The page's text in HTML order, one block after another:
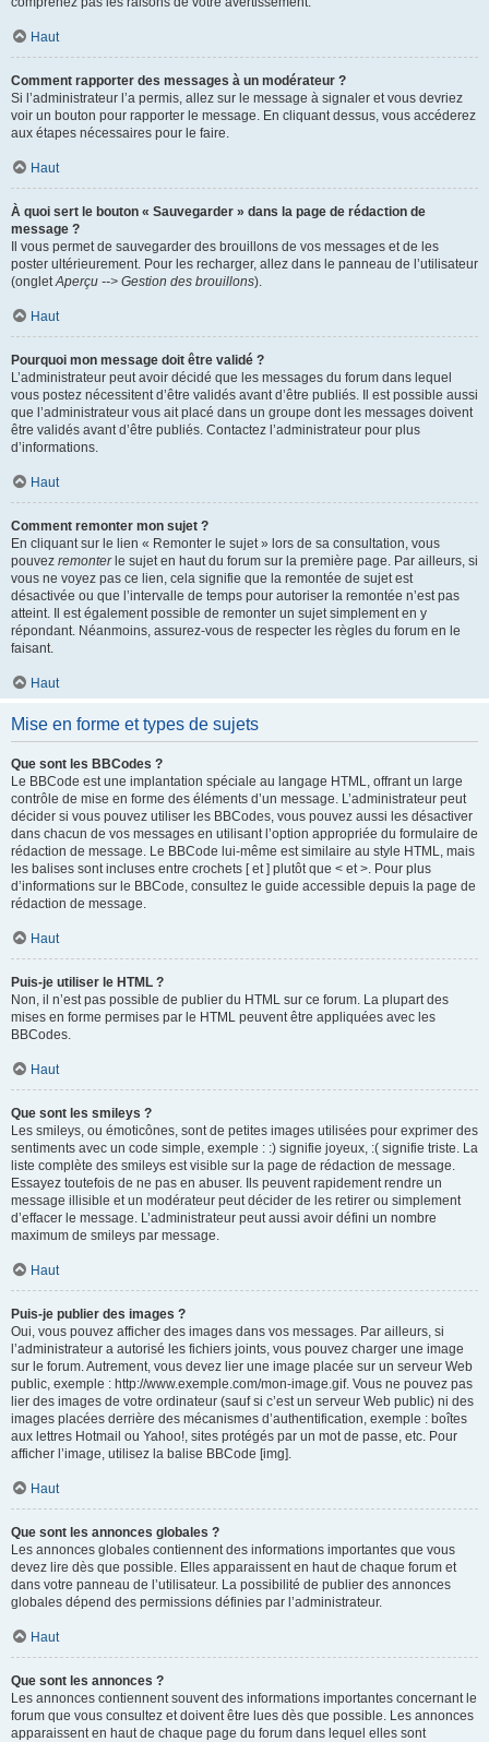
Haut
Comment rapporter des messages à un modérateur ?
Si l’administrateur l’a permis, allez sur le message à signaler et vous devriez
voir un bouton pour rapporter le message. En cliquant dessus, vous accéderez
aux étapes nécessaires pour le faire.
Haut
À quoi sert le bouton « Sauvegarder » dans la page de rédaction de
message ?
Il vous permet de sauvegarder des brouillons de vos messages et de les
poster ultérieurement. Pour les recharger, allez dans le panneau de l’utilisateur
(ongletAperçu --> Gestion des brouillons).
Haut
Pourquoi mon message doit être validé ?
L’administrateur peut avoir décidé que les messages du forum dans lequel
vous postez nécessitent d’être validés avant d’être publiés. Il est possible aussi
que l’administrateur vous ait placé dans un groupe dont les messages doivent
être validés avant d’être publiés. Contactez l’administrateur pour plus
d’informations.
Haut
Comment remonter mon sujet ?
En cliquant sur le lien « Remonter le sujet » lors de sa consultation, vous
pouvez remonterle sujet en haut du forum sur la première page. Par ailleurs, si
vous ne voyez pas ce lien, cela signifie que la remontée de sujet est
désactivée ou que l’intervalle de temps pour autoriser la remontée n’est pas
atteint. Il est également possible de remonter un sujet simplement en y
répondant. Néanmoins, assurez-vous de respecter les règles du forum en le
faisant.
Haut
Mise en forme et types de sujets
Que sont les BBCodes ?
Le BBCode est une implantation spéciale au langage HTML, offrant un large
contrôle de mise en forme des éléments d’un message. L’administrateur peut
décider si vous pouvez utiliser les BBCodes, vous pouvez aussi les désactiver
dans chacun de vos messages en utilisant l’option appropriée du formulaire de
rédaction de message. Le BBCode lui-même est similaire au style HTML, mais
les balises sont incluses entre crochets [ et ] plutôt que < et >. Pour plus
d’informations sur le BBCode, consultez le guide accessible depuis la page de
rédaction de message.
Haut
Puis-je utiliser le HTML ?
Non, il n’est pas possible de publier du HTML sur ce forum. La plupart des
mises en forme permises par le HTML peuvent être appliquées avec les
BBCodes.
Haut
Que sont les smileys ?
Les smileys, ou émoticônes, sont de petites images utilisées pour exprimer des
sentiments avec un code simple, exemple : :) signifie joyeux, :( signifie triste. La
liste complète des smileys est visible sur la page de rédaction de message.
Essayez toutefois de ne pas en abuser. Ils peuvent rapidement rendre un
message illisible et un modérateur peut décider de les retirer ou simplement
d’effacer le message. L’administrateur peut aussi avoir défini un nombre
maximum de smileys par message.
Haut
Puis-je publier des images ?
Oui, vous pouvez afficher des images dans vos messages. Par ailleurs, si
l’administrateur a autorisé les fichiers joints, vous pouvez charger une image
sur le forum. Autrement, vous devez lier une image placée sur un serveur Web
public, exemple : http://www.exemple.com/mon-image.gif. Vous ne pouvez pas
lier des images de votre ordinateur (sauf si c’est un serveur Web public) ni des
images placées derrière des mécanismes d’authentification, exemple : boîtes
aux lettres Hotmail ou Yahoo!, sites protégés par un mot de passe, etc. Pour
afficher l’image, utilisez la balise BBCode [img].
Haut
Que sont les annonces globales ?
Les annonces globales contiennent des informations importantes que vous
devez lire dès que possible. Elles apparaissent en haut de chaque forum et
dans votre panneau de l’utilisateur. La possibilité de publier des annonces
globales dépend des permissions définies par l’administrateur.
Haut
Que sont les annonces ?
Les annonces contiennent souvent des informations importantes concernant le
forum que vous consultez et doivent être lues dès que possible. Les annonces
apparaissent en haut de chaque page du forum dans lequel elles sont